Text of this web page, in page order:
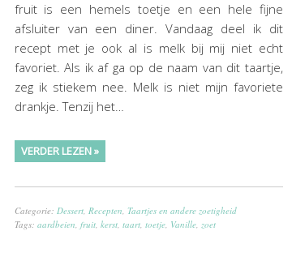
fruit is een hemels toetje en een hele fijne
afsluiter van een diner. Vandaag deel ik dit
recept met je ook al is melk bij mij niet echt
favoriet. Als ik af ga op de naam van dit taartje,
zeg ik stiekem nee. Melk is niet mijn favoriete
drankje. Tenzij het…
VERDER LEZEN »
Categorie: Dessert, Recepten, Taartjes en andere zoetigheid
Tags: aardbeien, fruit, kerst, taart, toetje, Vanille, zoet